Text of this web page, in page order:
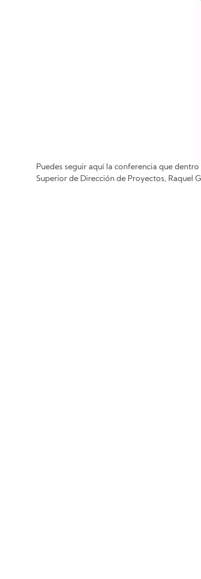
Puedes seguir aquí la conferencia que
Superior de Dirección de Proyectos, Raquel